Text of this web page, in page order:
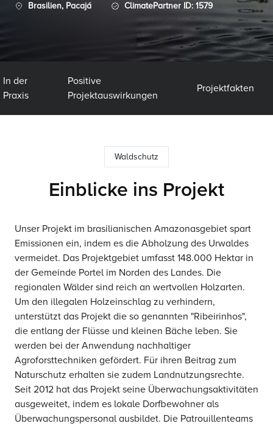
Brasilien, Pacajá ClimatePartner ID: 1579
In der
Praxis
Positive
Projektauswirkungen
Projektfakten
Waldschutz
Einblicke ins Projekt
Unser Projekt im brasilianischen Amazonasgebiet spart
Emissionen ein, indem es die Abholzung des Urwaldes
vermeidet. Das Projektgebiet umfasst 148.000 Hektar in
der Gemeinde Portel im Norden des Landes. Die
regionalen Wälder sind reich an wertvollen Holzarten.
Um den illegalen Holzeinschlag zu verhindern,
unterstützt das Projekt die so genannten "Ribeirinhos",
die entlang der Flüsse und kleinen Bäche leben. Sie
werden bei der Anwendung nachhaltiger
Agroforsttechniken gefördert. Für ihren Beitrag zum
Naturschutz erhalten sie zudem Landnutzungsrechte.
Seit 2012 hat das Projekt seine Überwachungsaktivitäten
ausgeweitet, indem es lokale Dorfbewohner als
Überwachungspersonal ausbildet. Die Patrouillenteams